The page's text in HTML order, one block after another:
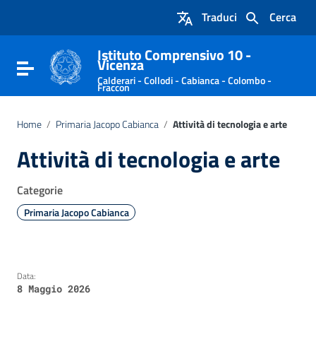
Vai al footer
Cerca
Traduci
Attiva / disattiva la navigazione
Istituto Comprensivo 10 -
Vicenza
Calderari - Collodi - Cabianca - Colombo -
Fraccon
Home / Primaria Jacopo Cabianca / Attività di tecnologia e arte
Attività di tecnologia e arte
Categorie
Primaria Jacopo Cabianca
Data:
8 Maggio 2026